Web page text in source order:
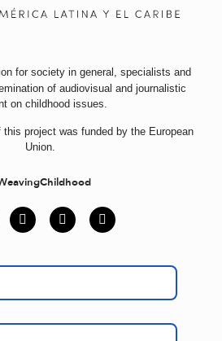
for society in general, specialists and
of audiovisual and journalistic
on childhood issues.
this project was funded by the European
Union.